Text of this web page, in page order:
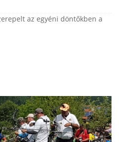
az egyéni döntőkben a